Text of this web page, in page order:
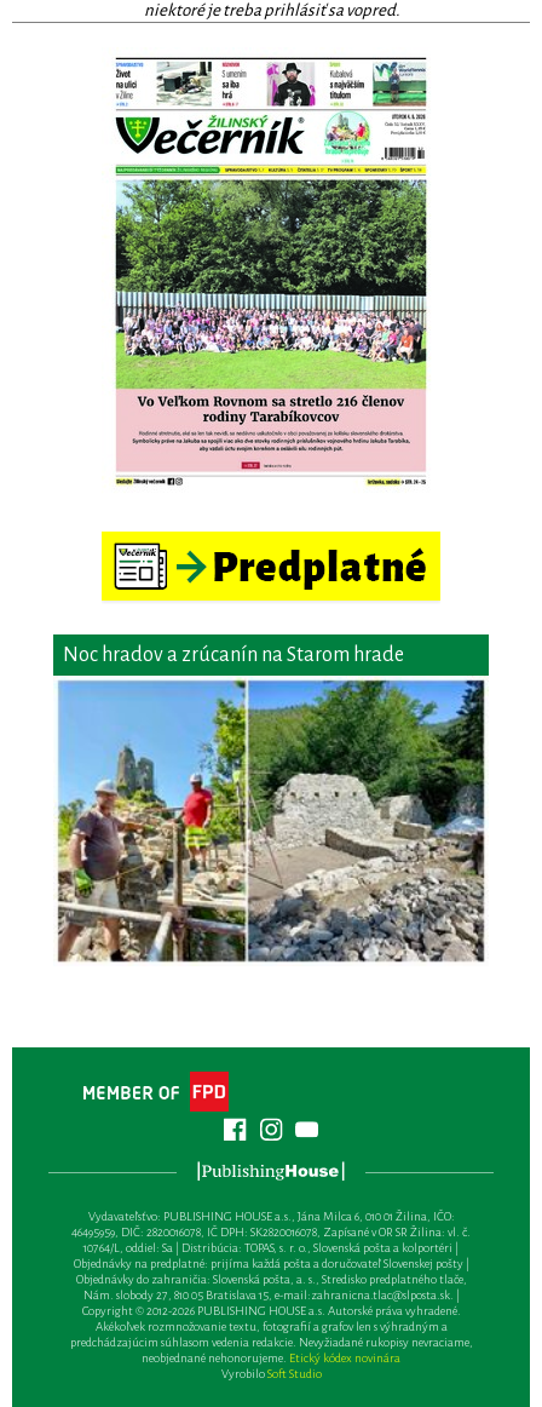
niektoré je treba prihlásiť sa vopred.
Noc hradov a zrúcanín na Starom hrade
Vydavateľsťvo: PUBLISHING HOUSE a.s., Jána Milca 6, 010 01 Žilina, IČO:
46495959, DIČ: 2820016078, IČ DPH: SK2820016078, Zapísané v OR SR Žilina: vl. č.
10764/L, oddiel: Sa | Distribúcia: TOPAS, s. r. o., Slovenská pošta a kolportéri |
Objednávky na predplatné: prijíma každá pošta a doručovateľ Slovenskej pošty |
Objednávky do zahraničia: Slovenská pošta, a. s., Stredisko predplatného tlače,
Nám. slobody 27, 810 05 Bratislava 15, e-mail:zahranicna.tlac@slposta.sk. |
Copyright © 2012-2026 PUBLISHING HOUSE a.s. Autorské práva vyhradené.
Akékoľvek rozmnožovanie textu, fotografií a grafov len s výhradným a
predchádzajúcim súhlasom vedenia redakcie. Nevyžiadané rukopisy nevraciame,
neobjednané nehonorujeme. Etický kódex novinára
VyrobiloSoft Studio